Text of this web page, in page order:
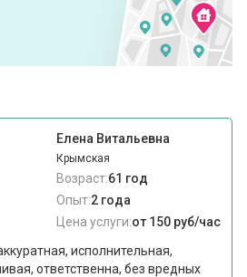
Елена Витальевна
Крымская
Возраст:61 год
Опыт:2 года
Цена услуги:от 150 руб/час
исполнительная,
ответственна, без вредных